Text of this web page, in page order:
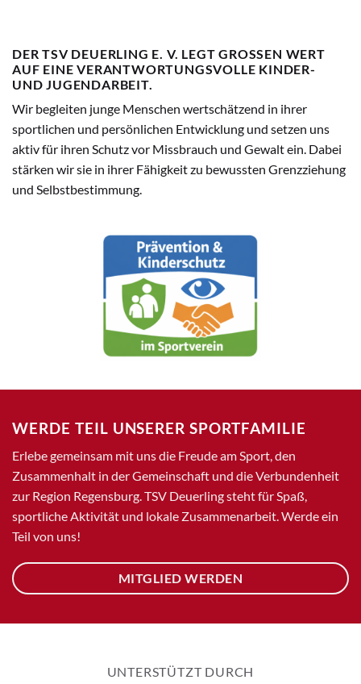
DER TSV DEUERLING E. V. LEGT GROSSEN WERT A
UF EINE VERANTWORTUNGSVOLLE KINDER- U
ND JUGENDARBEIT.
Wir begleiten junge Menschen wertschätzend in ihrer
sportlichen und persönlichen Entwicklung und setzen uns
aktiv für ihren Schutz vor Missbrauch und Gewalt ein. Dabei
stärken wir sie in ihrer Fähigkeit zu bewussten Grenzziehung
und Selbstbestimmung.
WERDE TEIL UNSERER SPORTFAMILIE
Erlebe gemeinsam mit uns die Freude am Sport, den
Zusammenhalt in der Gemeinschaft und die Verbundenheit
zur Region Regensburg. TSV Deuerling steht für Spaß,
sportliche Aktivität und lokale Zusammenarbeit. Werde ein
Teil von uns!
MITGLIED WERDEN
UNTERSTÜTZT DURCH